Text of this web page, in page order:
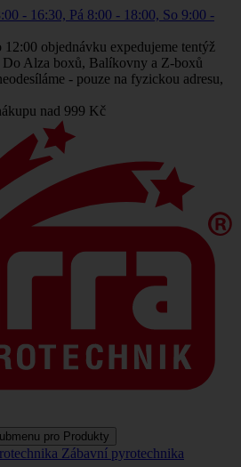
- 16:30, Pá 8:00 - 18:00, So 9:00 -
12:00 objednávku expedujeme tentýž
Alza boxů, Balíkovny a Z-boxů
- pouze na fyzickou adresu,
nad 999 Kč
pro Produkty
Zábavní pyrotechnika